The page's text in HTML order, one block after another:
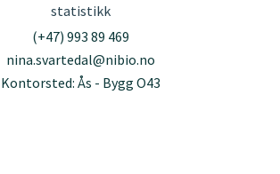
statistikk
(+47) 993 89 469
nina.svartedal@nibio.no
Kontorsted: Ås - Bygg O43